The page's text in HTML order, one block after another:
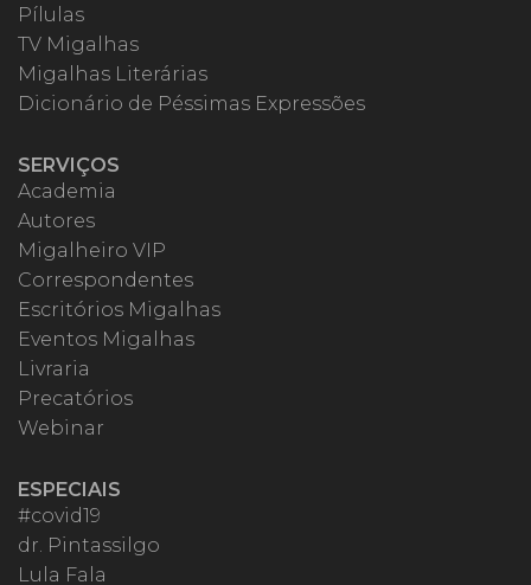
Pílulas
TV Migalhas
Migalhas Literárias
Dicionário de Péssimas Expressões
SERVIÇOS
Academia
Autores
Migalheiro VIP
Correspondentes
Escritórios Migalhas
Eventos Migalhas
Livraria
Precatórios
Webinar
ESPECIAIS
#covid19
dr. Pintassilgo
Lula Fala